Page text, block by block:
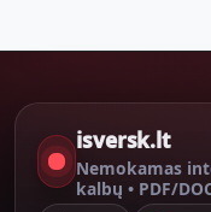
isversk.lt
Nemokamas
kalbų • PDF/